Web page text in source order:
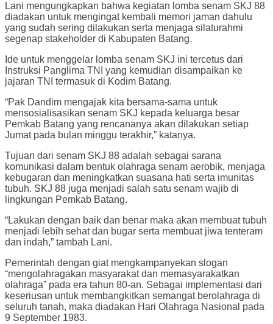
Lani mengungkapkan bahwa kegiatan lomba senam SKJ 88
diadakan untuk mengingat kembali memori jaman dahulu
yang sudah sering dilakukan serta menjaga silaturahmi
segenap stakeholder di Kabupaten Batang.
Ide untuk menggelar lomba senam SKJ ini tercetus dari
Instruksi Panglima TNI yang kemudian disampaikan ke
jajaran TNI termasuk di Kodim Batang.
“Pak Dandim mengajak kita bersama-sama untuk
mensosialisasikan senam SKJ kepada keluarga besar
Pemkab Batang yang rencananya akan dilakukan setiap
Jumat pada bulan minggu terakhir,” katanya.
Tujuan dari senam SKJ 88 adalah sebagai sarana
komunikasi dalam bentuk olahraga senam aerobik, menjaga
kebugaran dan meningkatkan suasana hati serta imunitas
tubuh. SKJ 88 juga menjadi salah satu senam wajib di
lingkungan Pemkab Batang.
“Lakukan dengan baik dan benar maka akan membuat tubuh
menjadi lebih sehat dan bugar serta membuat jiwa tenteram
dan indah,” tambah Lani.
Pemerintah dengan giat mengkampanyekan slogan
“mengolahragakan masyarakat dan memasyarakatkan
olahraga” pada era tahun 80-an. Sebagai implementasi dari
keseriusan untuk membangkitkan semangat berolahraga di
seluruh tanah, maka diadakan Hari Olahraga Nasional pada
9 September 1983.